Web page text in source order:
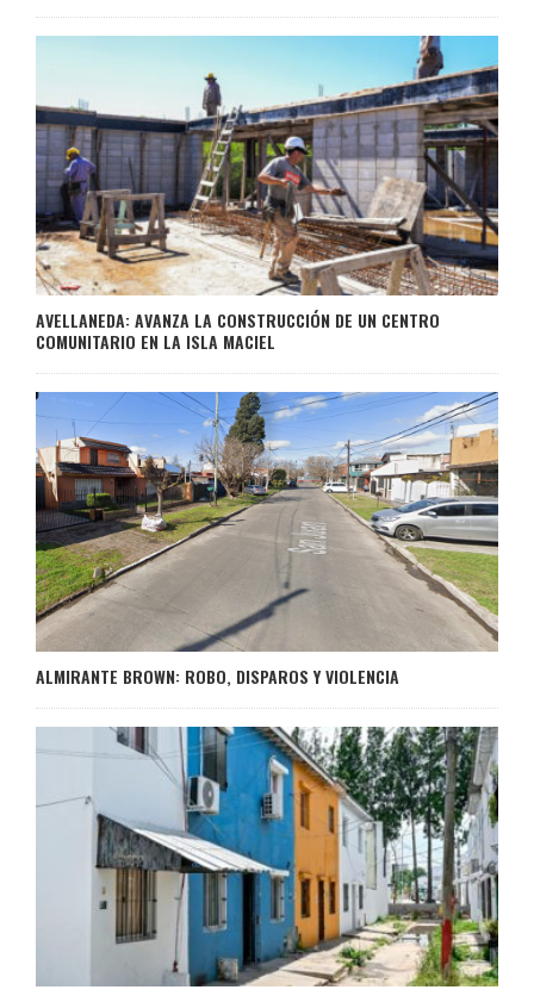
AVELLANEDA: AVANZA LA CONSTRUCCIÓN DE UN CENTRO
COMUNITARIO EN LA ISLA MACIEL
ALMIRANTE BROWN: ROBO, DISPAROS Y VIOLENCIA